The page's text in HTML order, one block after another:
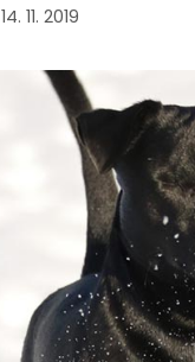
14. 11. 2019